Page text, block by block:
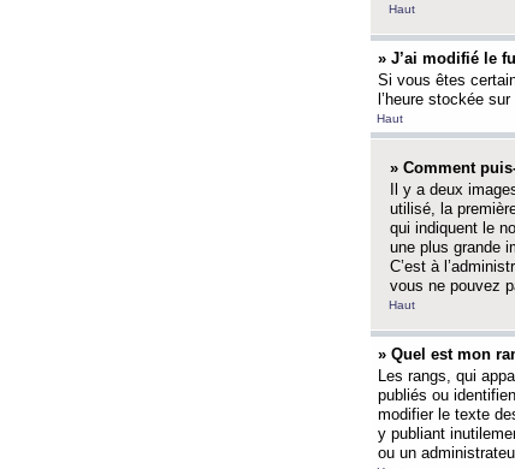
Haut
» J’ai modifié le
Si vous êtes
l’heure stockée
Haut
» Comment
Il y a deux
utilisé, la
qui indiquent le
une plus grande
C’est à
vous ne pouvez
Haut
» Quel est mon
Les rangs, qui
publiés ou
modifier le texte
y publiant
ou un